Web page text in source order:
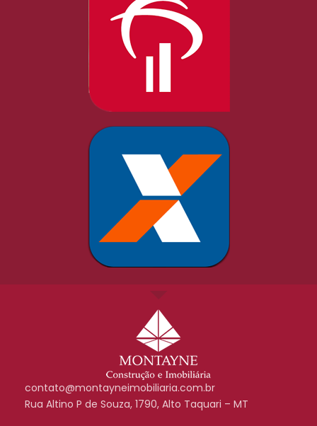
contato@montayneimobiliaria.com.br
Rua Altino P de Souza, 1790, Alto Taquari – MT